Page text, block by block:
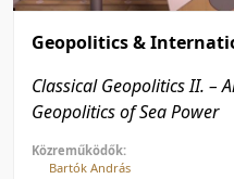
Geopolitics &
Classical Geopolitics II. –
Geopolitics of Sea Power
Közreműködők:
Bartók András